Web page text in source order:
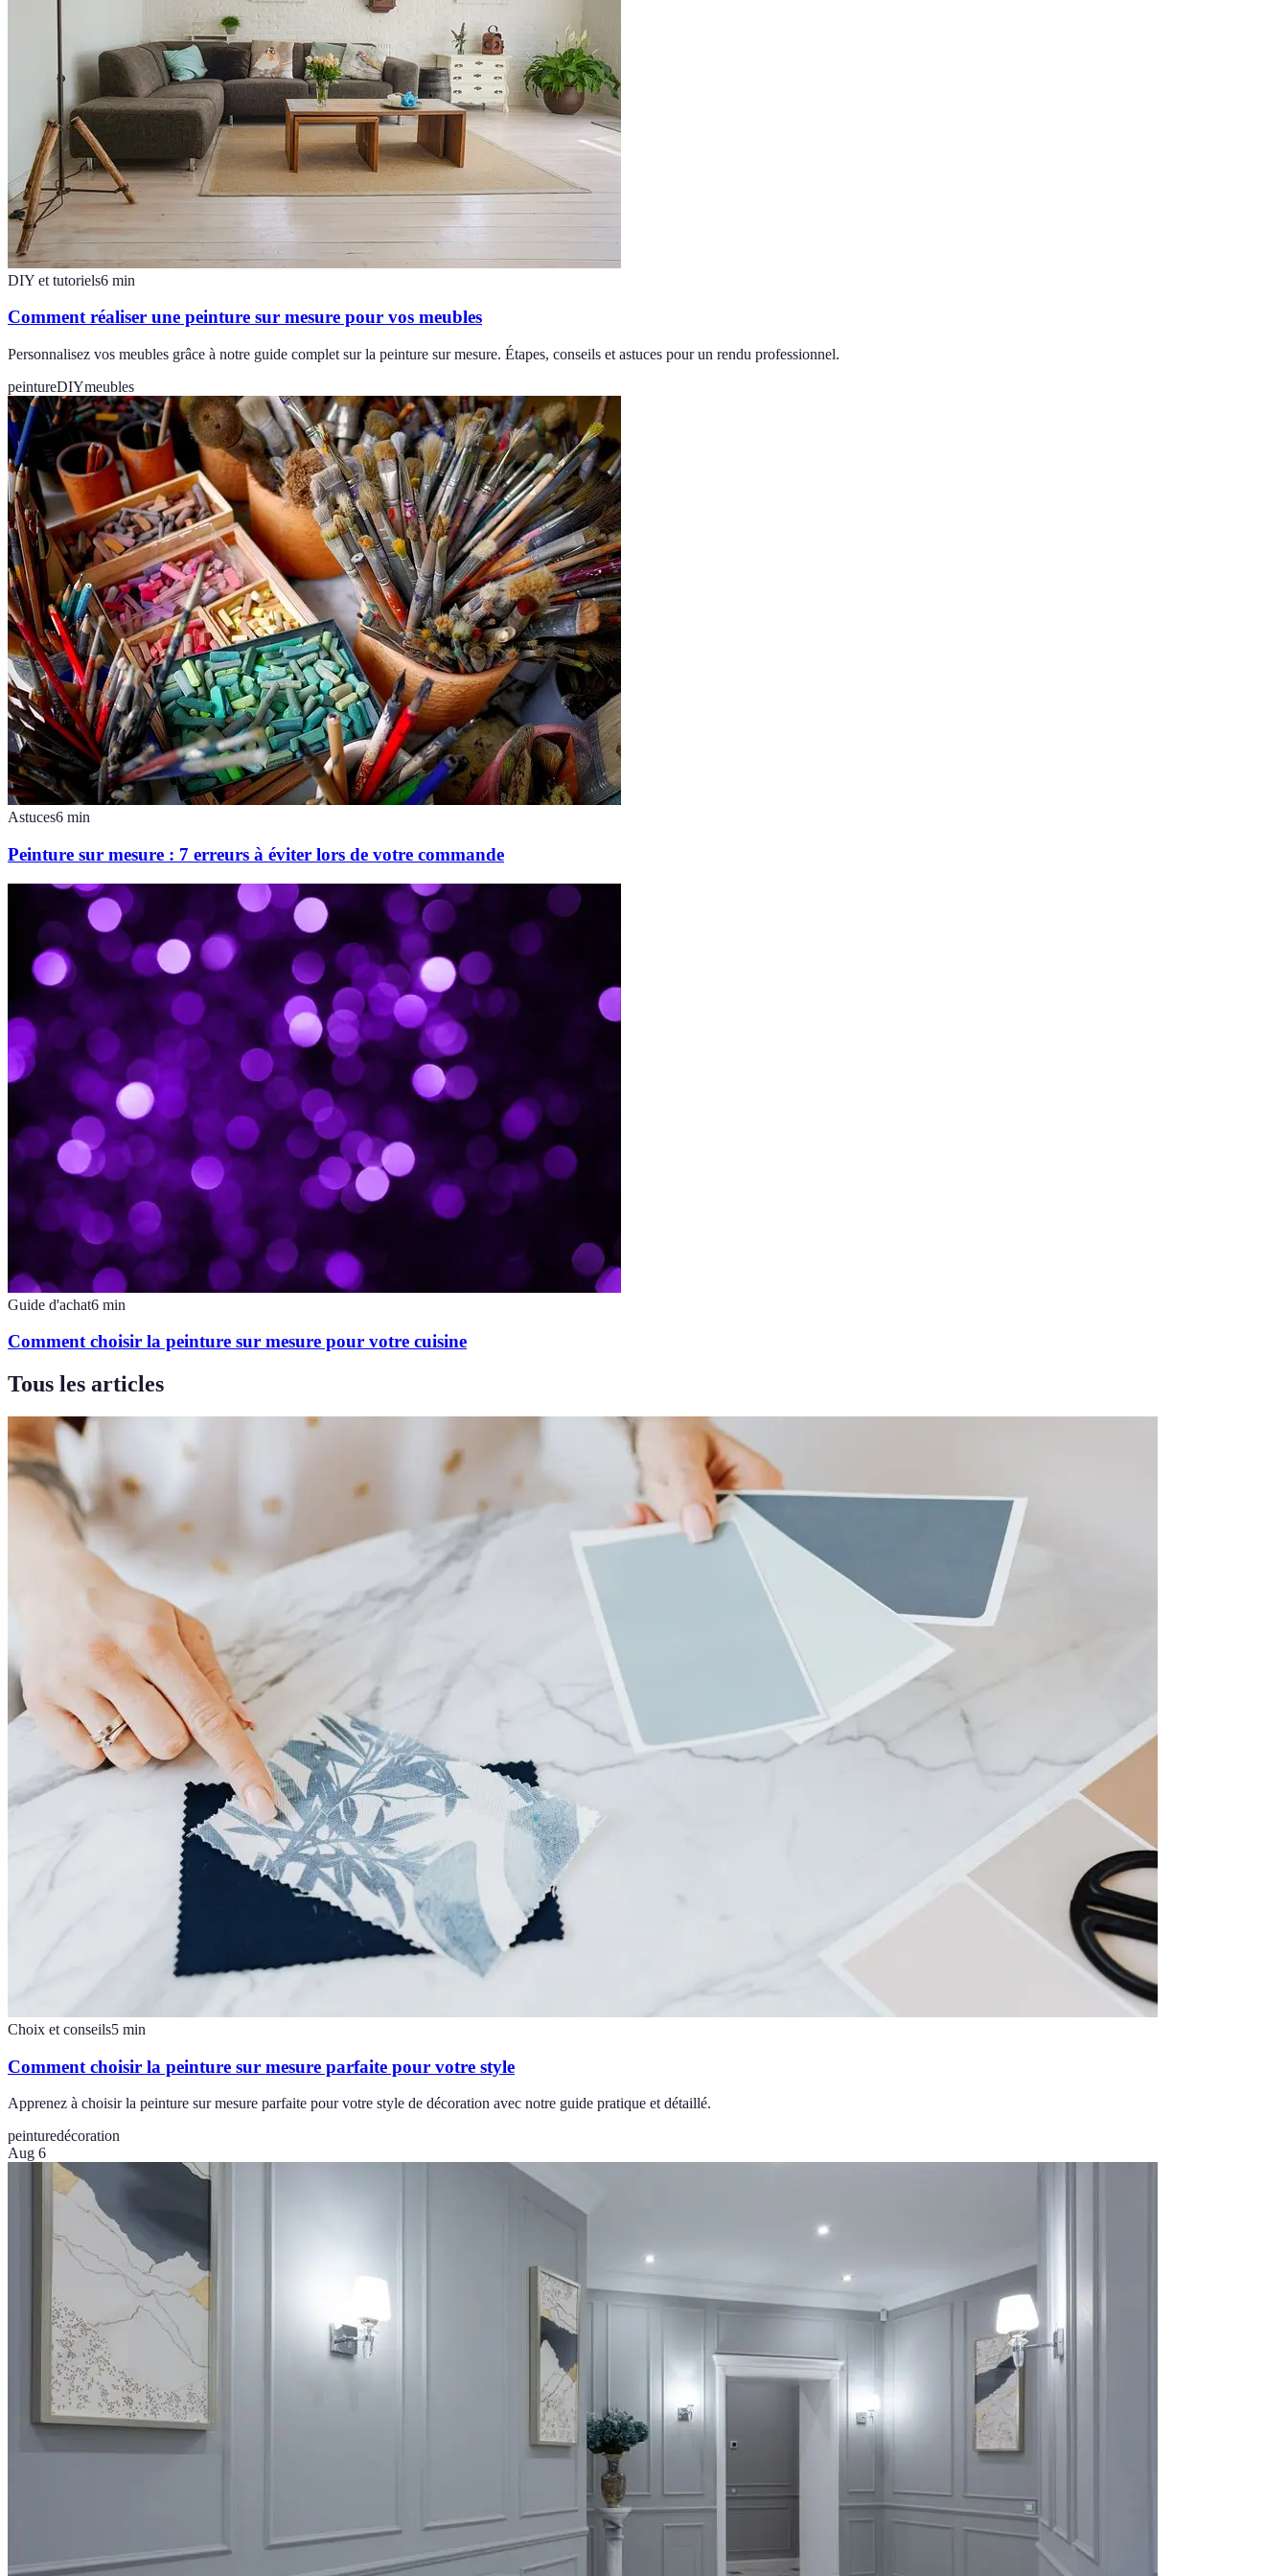
DIY et tutoriels6 min
Comment réaliser une peinture sur mesure pour vos meubles
Personnalisez vos meubles grâce à notre guide complet sur la peinture sur mesure. Étapes, conseils et astuces pour un rendu professionnel.
peintureDIYmeubles
Astuces6 min
Peinture sur mesure : 7 erreurs à éviter lors de votre commande
Guide d'achat6 min
Comment choisir la peinture sur mesure pour votre cuisine
Tous les articles
Choix et conseils5 min
Comment choisir la peinture sur mesure parfaite pour votre style
Apprenez à choisir la peinture sur mesure parfaite pour votre style de décoration avec notre guide pratique et détaillé.
peinturedécoration
Aug 6